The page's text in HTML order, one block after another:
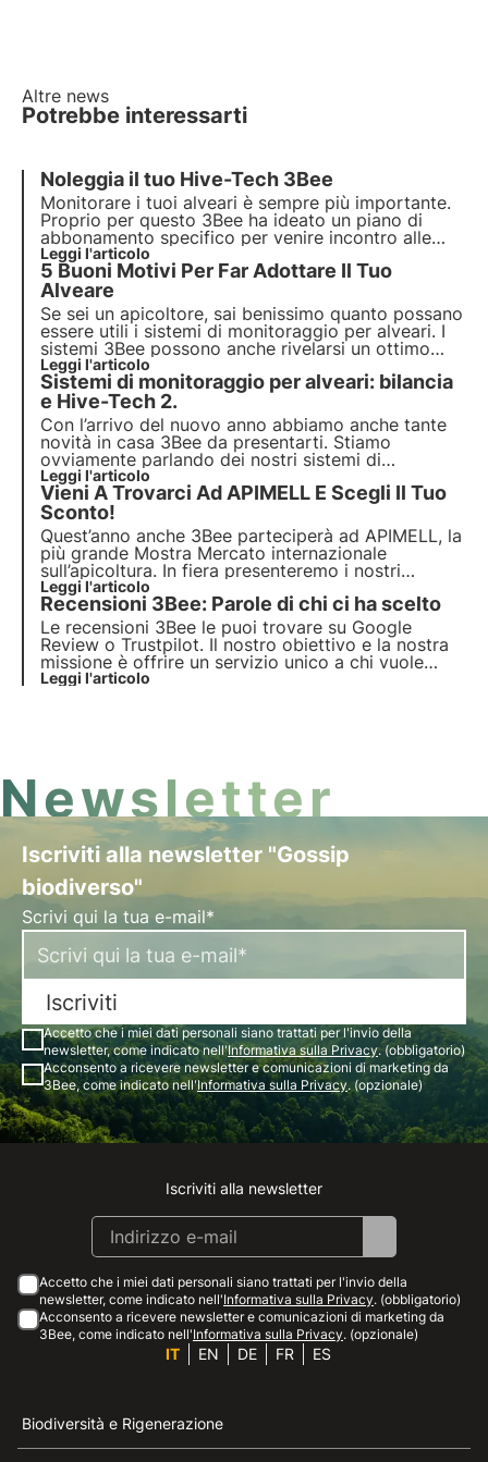
Altre news
Potrebbe interessarti
Noleggia il tuo Hive-Tech 3Bee
Monitorare i tuoi alveari è sempre più importante.
Proprio per questo 3Bee ha ideato un piano di
abbonamento specifico per venire incontro alle
esigenze degli apicoltori. Noleggia il hive-tech a
soli 85 euro/anno!
Leggi l'articolo
5 Buoni Motivi Per Far Adottare Il Tuo
Alveare
Se sei un apicoltore, sai benissimo quanto possano
essere utili i sistemi di monitoraggio per alveari. I
sistemi 3Bee possono anche rivelarsi un ottimo
canale per incrementare la vendita del tuo miele.
Scopri cinque motivi per far adottare il tuo alveare!
Leggi l'articolo
Sistemi di monitoraggio per alveari: bilancia
e Hive-Tech 2.
Con l’arrivo del nuovo anno abbiamo anche tante
novità in casa 3Bee da presentarti. Stiamo
ovviamente parlando dei nostri sistemi di
monitoraggio per alveari. Abbiamo lavorato molto
per poter offrire un prodotto effettivamente
competitivo, facile da usare e capace di aiutare
l’apicoltura.
Leggi l'articolo
Vieni A Trovarci Ad APIMELL E Scegli Il Tuo
Sconto!
Quest’anno anche 3Bee parteciperà ad APIMELL, la
più grande Mostra Mercato internazionale
sull’apicoltura. In fiera presenteremo i nostri
prodotti Hive Tech: la bilancia e il sistema di
monitoraggio per arnie completo.
Leggi l'articolo
Recensioni 3Bee: Parole di chi ci ha scelto
Le recensioni 3Bee le puoi trovare su Google
Review o Trustpilot. Il nostro obiettivo e la nostra
missione è offrire un servizio unico a chi vuole
proteggere le api e l'ambiente. 3Bee dal 2016 ha
Leggi l'articolo
Newsletter
Iscriviti alla newsletter "Gossip
biodiverso"
Scrivi qui la tua e-mail*
Iscriviti
Accetto che i miei dati personali siano trattati per l'invio della
newsletter, come indicato nell'Informativa sulla Privacy. (obbligatorio)
Acconsento a ricevere newsletter e comunicazioni di marketing da
3Bee, come indicato nell'Informativa sulla Privacy. (opzionale)
Instagram
Facebook
Linkedin
Youtube
Iscriviti alla newsletter
Accetto che i miei dati personali siano trattati per l'invio della
newsletter, come indicato nell'Informativa sulla Privacy. (obbligatorio)
Acconsento a ricevere newsletter e comunicazioni di marketing da
3Bee, come indicato nell'Informativa sulla Privacy. (opzionale)
IT EN DE FR ES
Biodiversità e Rigenerazione